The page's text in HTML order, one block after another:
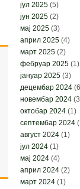
јул 2025(5)
јун 2025(2)
мај 2025(3)
април 2025(4)
март 2025(2)
фебруар 2025(1)
јануар 2025(3)
децембар 2024
новембар 2024
октобар 2024(1)
септембар 2024
август 2024(1)
јул 2024(1)
мај 2024(4)
април 2024(2)
март 2024(1)